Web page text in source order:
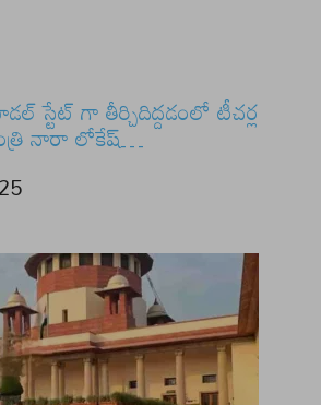
స్టేట్ గా తీర్చిదిద్దడంలో టీచర్ల
నారా లోకేష్…